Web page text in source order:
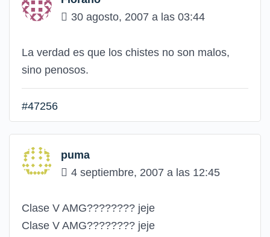
30 agosto, 2007 a las 03:44
La verdad es que los chistes no son malos,
sino penosos.
#47256
puma
4 septiembre, 2007 a las 12:45
Clase V AMG???????? jeje
Clase V AMG???????? jeje